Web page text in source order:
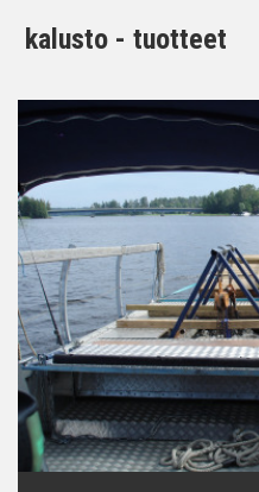
kalusto - tuotteet